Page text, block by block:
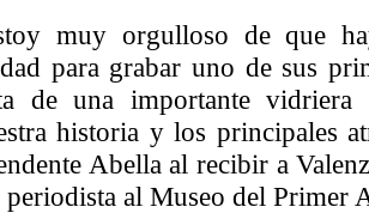
muy orgulloso de que
para grabar uno de sus
de una importante vidriera
historia y los principales
Abella al recibir a
periodista al Museo del Primer